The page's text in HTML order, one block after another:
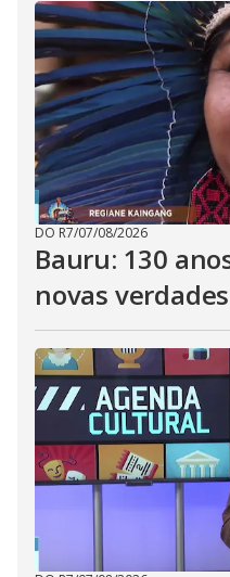
DO R7/07/08/2026
Bauru: 130
novas